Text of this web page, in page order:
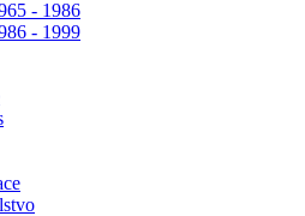
- 1986
- 1999